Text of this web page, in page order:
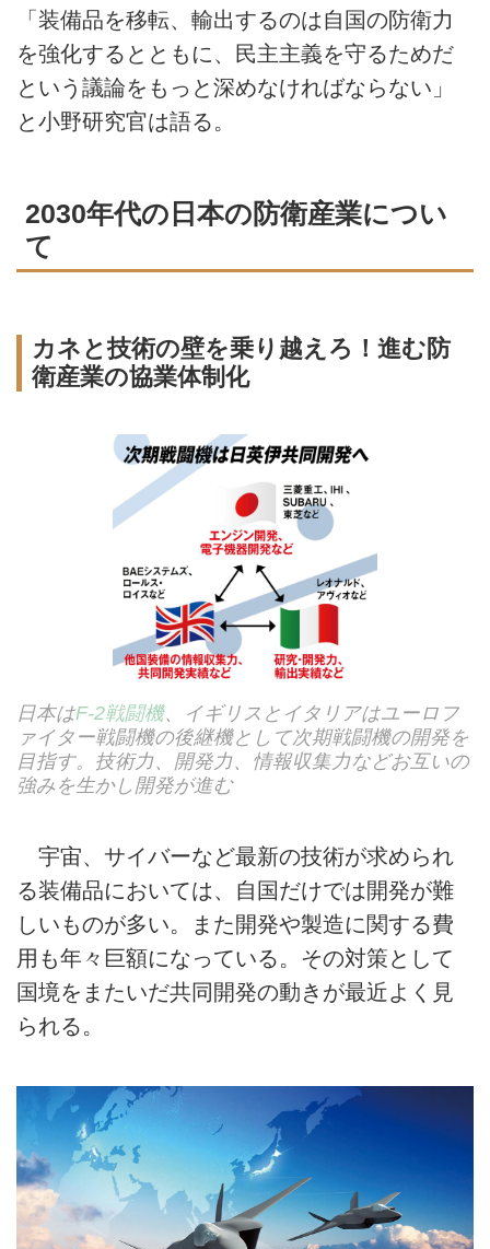
「装備品を移転、輸出するのは自国の防衛力
を強化するとともに、民主主義を守るためだ
という議論をもっと深めなければならない」
と小野研究官は語る。
2030年代の日本の防衛産業につい
て
カネと技術の壁を乗り越えろ！進む防
衛産業の協業体制化
日本はF-2戦闘機、イギリスとイタリアはユーロフ
ァイター戦闘機の後継機として次期戦闘機の開発を
目指す。技術力、開発力、情報収集力などお互いの
強みを生かし開発が進む
宇宙、サイバーなど最新の技術が求められ
る装備品においては、自国だけでは開発が難
しいものが多い。また開発や製造に関する費
用も年々巨額になっている。その対策として
国境をまたいだ共同開発の動きが最近よく見
られる。